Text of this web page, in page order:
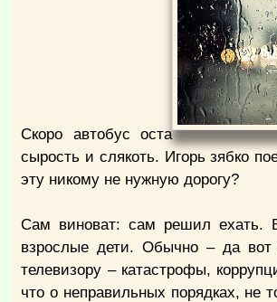
Скоро автобус оста
сырость и слякоть. Игорь зябко
эту никому не нужную дорогу?
Сам виноват: сам решил ехать.
взрослые дети. Обычно – да вот
телевизору – катастрофы,
что о неправильных порядках, не